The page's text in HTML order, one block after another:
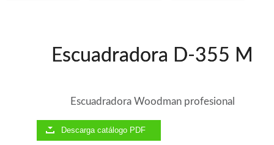
Aspiradores industriales
Regruesos
Sierras circulares
Escuadradora D-355 M
Escuadradora Woodman profesional
Descarga catálogo PDF